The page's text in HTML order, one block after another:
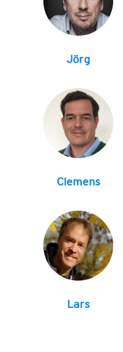
Jörg
Clemens
Lars